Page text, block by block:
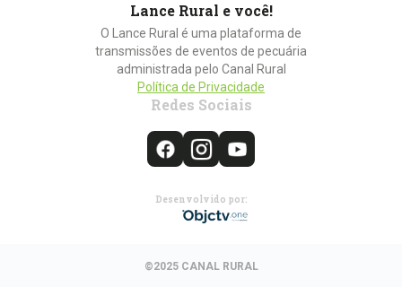
Lance Rural e você!
O Lance Rural é uma plataforma de
transmissões de eventos de pecuária
administrada pelo Canal Rural
Política de Privacidade
Redes Sociais
Desenvolvido por:
©2025 CANAL RURAL